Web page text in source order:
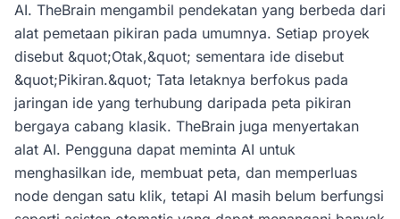
AI. TheBrain mengambil pendekatan yang berbeda dari
alat pemetaan pikiran pada umumnya. Setiap proyek
disebut &quot;Otak,&quot; sementara ide disebut
&quot;Pikiran.&quot; Tata letaknya berfokus pada
jaringan ide yang terhubung daripada peta pikiran
bergaya cabang klasik. TheBrain juga menyertakan
alat AI. Pengguna dapat meminta AI untuk
menghasilkan ide, membuat peta, dan memperluas
node dengan satu klik, tetapi AI masih belum berfungsi